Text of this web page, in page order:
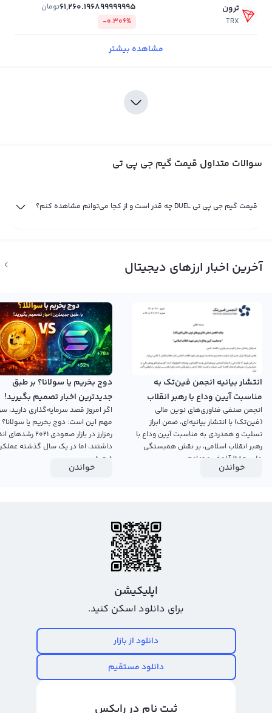
ترون
TRX
61,260.196899999995تومان
-0.306%
مشاهده بیشتر
سوالات متداول قیمت گیم جی پی تی
قیمت گیم جی پی تی DUEL چه قدر است و از کجا می‌توانم مشاهده کنم؟
آخرین اخبار ارزهای دیجیتال
انتشار بیانیه انجمن فین‌تک به
مناسبت آیین وداع با رهبر انقلاب
اسلامی
انجمن صنفی فناوری‌های نوین مالی
(فین‌تک) با انتشار بیانیه‌ای، ضمن ابراز
تسلیت و همدردی به مناسبت آیین وداع با
رهبر انقلاب اسلامی، بر نقش همبستگی
ملی، حفظ آرامش و تداوم...
خواندن
دوج بخریم یا سولانا؟ بر طبق
جدیدترین اخبار تصمیم بگیرید!
اگر امروز قصد سرمایه‌گذاری دارید،
مهم این است: دوج بخریم یا
رمزارز در بازار صعودی ۲۰۲۱
داشتند، اما در یک سال گذشته
ضعیفی...
خواندن
اپلیکیشن
برای دانلود اسکن کنید.
دانلود از بازار
دانلود مستقیم
ثبت نام در رابکس